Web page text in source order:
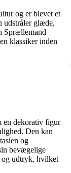
og er blevet et
udstråler glæde,
Sprællemand
klassiker inden
en dekorativ figur
Den kan
og
bevægelige
og udtryk, hvilket